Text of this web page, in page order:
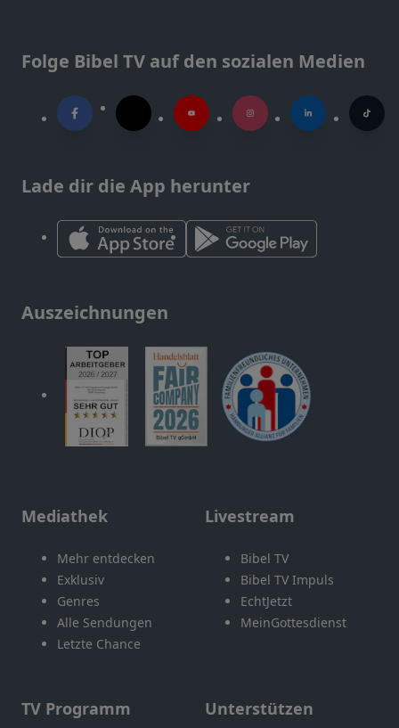
Folge Bibel TV auf den sozialen Medien
Lade dir die App herunter
Auszeichnungen
Mediathek
Mehr entdecken
Exklusiv
Genres
Alle Sendungen
Letzte Chance
Livestream
Bibel TV
Bibel TV Impuls
EchtJetzt
MeinGottesdienst
TV Programm Unterstützen